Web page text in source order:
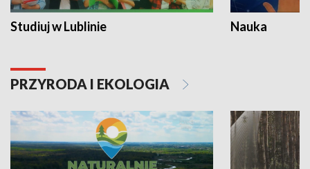
Studiuj w Lublinie Nauka
PRZYRODA I EKOLOGIA